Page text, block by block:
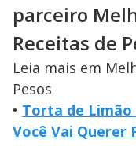
parceiro
Receitas de
Leia mais em
Pesos
• Torta de Limão
Você Vai Querer